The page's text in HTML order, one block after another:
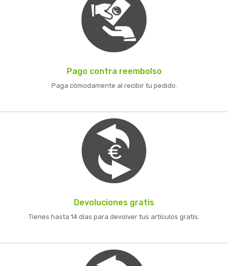
Pago contra reembolso
Paga cómodamente al recibir tu pedido.
Devoluciones gratis
Tienes hasta 14 días para devolver tus artículos gratis.